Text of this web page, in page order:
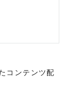
コンテンツ配